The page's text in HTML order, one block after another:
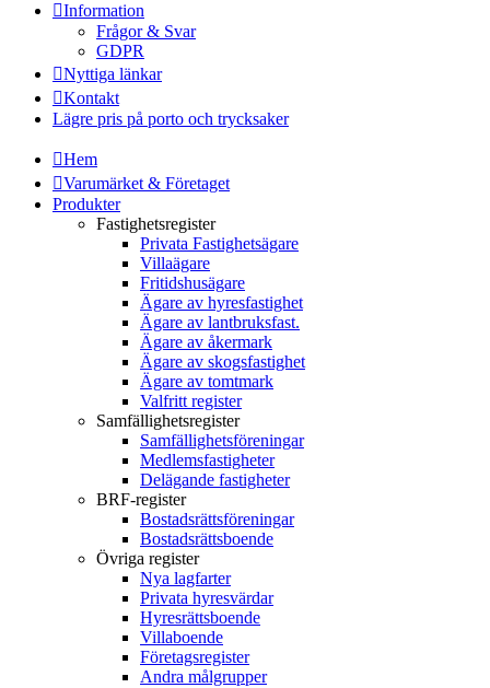
Information
Frågor & Svar
GDPR
Nyttiga länkar
Kontakt
Lägre pris på porto och trycksaker
Hem
Varumärket & Företaget
Produkter
Fastighetsregister
Privata Fastighetsägare
Villaägare
Fritidshusägare
Ägare av hyresfastighet
Ägare av lantbruksfast.
Ägare av åkermark
Ägare av skogsfastighet
Ägare av tomtmark
Valfritt register
Samfällighetsregister
Samfällighetsföreningar
Medlemsfastigheter
Delägande fastigheter
BRF-register
Bostadsrättsföreningar
Bostadsrättsboende
Övriga register
Nya lagfarter
Privata hyresvärdar
Hyresrättsboende
Villaboende
Företagsregister
Andra målgrupper